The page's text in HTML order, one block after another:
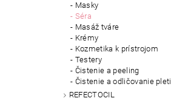
Masky
Séra
Masáž tváre
Krémy
Kozmetika k prístrojom
Testery
Čistenie a peeling
Čistenie a odličovanie pleti
REFECTOCIL